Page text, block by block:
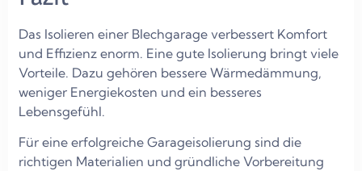
Das Isolieren einer Blechgarage verbessert Komfort
und Effizienz enorm. Eine gute Isolierung bringt viele
Vorteile. Dazu gehören bessere Wärmedämmung,
weniger Energiekosten und ein besseres
Lebensgefühl.
Für eine erfolgreiche Garageisolierung sind die
richtigen Materialien und gründliche Vorbereitung